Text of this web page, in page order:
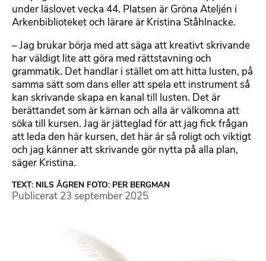
under läslovet vecka 44. Platsen är Gröna Ateljén i
Arkenbiblioteket och lärare är Kristina Ståhlnacke.
– Jag brukar börja med att säga att kreativt skrivande
har väldigt lite att göra med rättstavning och
grammatik. Det handlar i stället om att hitta lusten, på
samma sätt som dans eller att spela ett instrument så
kan skrivande skapa en kanal till lusten. Det är
berättandet som är kärnan och alla är välkomna att
söka till kursen. Jag är jätteglad för att jag fick frågan
att leda den här kursen, det här är så roligt och viktigt
och jag känner att skrivande gör nytta på alla plan,
säger Kristina.
TEXT: NILS ÅGREN FOTO: PER BERGMAN
Publicerat 23 september 2025